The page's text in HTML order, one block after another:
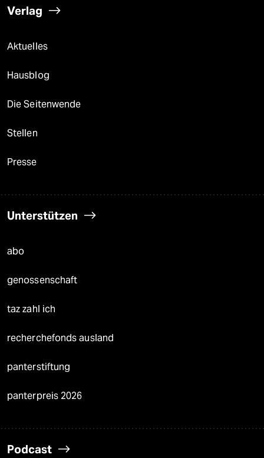
Verlag
Aktuelles
Hausblog
Die Seitenwende
Stellen
Presse
Unterstützen
abo
genossenschaft
taz zahl ich
recherchefonds ausland
panterstiftung
panterpreis 2026
Podcast